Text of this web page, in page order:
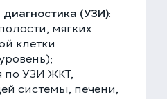
диагностика (УЗИ):
мягких
клетки
по УЗИ ЖКТ,
системы, печени,